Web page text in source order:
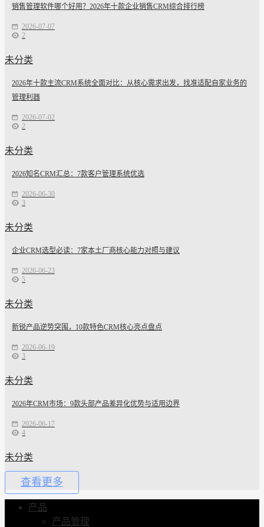
销售管理软件哪个好用？2026年十款企业销售CRM综合排行榜
2026-07-07
2
未分类
2026年十款主流CRM系统全面对比：从核心需求出发，找准适配自家业务的
管理利器
2026-07-02
2
未分类
2026知名CRM汇总：7款客户管理系统优选
2026-06-30
3
未分类
企业CRM选型必读：7家本土厂商核心能力对照与建议
2026-06-23
5
未分类
新锐产品逆势突围，10款特色CRM核心亮点盘点
2026-06-19
3
未分类
2026年CRM市场：9款头部产品差异化优势与适用边界
2026-06-17
4
未分类
查看更多
产品
产品管理